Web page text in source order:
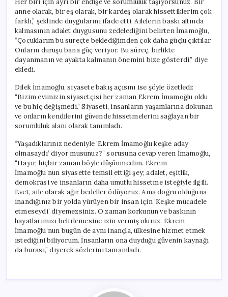
anne olarak, bir eş olarak, bir kardeş olarak hissettiklerim çok
farklı,” şeklinde duygularını ifade etti. Ailelerin baskı altında
kalmasının adalet duygusunu zedelediğini belirten İmamoğlu,
“Çocuklarım bu süreçte beklediğimden çok daha güçlü çıktılar.
Onların duruşu bana güç veriyor. Bu süreç, birlikte
dayanmanın ve ayakta kalmanın önemini bize gösterdi,” diye
ekledi.
Dilek İmamoğlu, siyasete bakış açısını ise şöyle özetledi:
“Bizim evimizin siyasetçisi her zaman Ekrem İmamoğlu oldu
ve bu hiç değişmedi.” Siyaseti, insanların yaşamlarına dokunan
ve onların kendilerini güvende hissetmelerini sağlayan bir
sorumluluk alanı olarak tanımladı.
“Yaşadıklarınız nedeniyle ‘Ekrem İmamoğlu keşke aday
olmasaydı’ diyor musunuz?” sorusuna cevap veren İmamoğlu,
“Hayır, hiçbir zaman böyle düşünmedim. Ekrem
İmamoğlu’nun siyasette temsil ettiği şey; adalet, eşitlik,
demokrasi ve insanların daha umutlu hissetme isteğiyle ilgili.
Evet, aile olarak ağır bedeller ödüyoruz. Ama doğru olduğuna
inandığınız bir yolda yürüyen bir insan için ‘Keşke mücadele
etmeseydi’ diyemezsiniz. O zaman korkunun ve baskının
hayatlarımızı belirlemesine izin vermiş oluruz. Ekrem
İmamoğlu’nun bugün de aynı inançla, ülkesine hizmet etmek
istediğini biliyorum. İnsanların ona duyduğu güvenin kaynağı
da burası,” diyerek sözlerini tamamladı.